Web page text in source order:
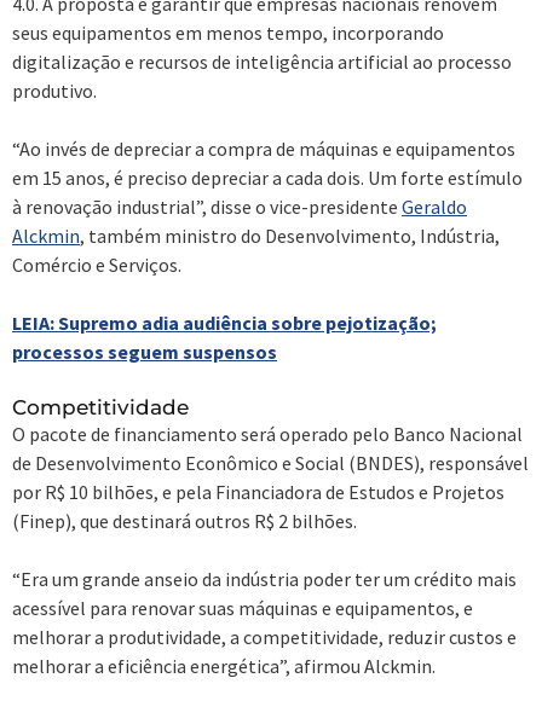
seus equipamentos em menos tempo, incorporando
digitalização e recursos de inteligência artificial ao processo
produtivo.
“Ao invés de depreciar a compra de máquinas e equipamentos
em 15 anos, é preciso depreciar a cada dois. Um forte estímulo
à renovação industrial”, disse o vice-presidente Geraldo
Alckmin, também ministro do Desenvolvimento, Indústria,
Comércio e Serviços.
LEIA: Supremo adia audiência sobre pejotização;
processos seguem suspensos
Competitividade
O pacote de financiamento será operado pelo Banco Nacional
de Desenvolvimento Econômico e Social (BNDES), responsável
por R$ 10 bilhões, e pela Financiadora de Estudos e Projetos
(Finep), que destinará outros R$ 2 bilhões.
“Era um grande anseio da indústria poder ter um crédito mais
acessível para renovar suas máquinas e equipamentos, e
melhorar a produtividade, a competitividade, reduzir custos e
melhorar a eficiência energética”, afirmou Alckmin.